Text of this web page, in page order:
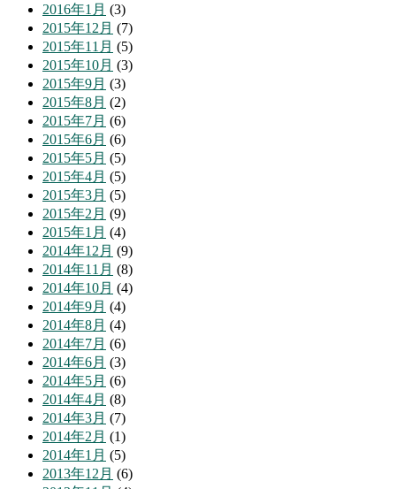
2016年1月 (3)
2015年12月 (7)
2015年11月 (5)
2015年10月 (3)
2015年9月 (3)
2015年8月 (2)
2015年7月 (6)
2015年6月 (6)
2015年5月 (5)
2015年4月 (5)
2015年3月 (5)
2015年2月 (9)
2015年1月 (4)
2014年12月 (9)
2014年11月 (8)
2014年10月 (4)
2014年9月 (4)
2014年8月 (4)
2014年7月 (6)
2014年6月 (3)
2014年5月 (6)
2014年4月 (8)
2014年3月 (7)
2014年2月 (1)
2014年1月 (5)
2013年12月 (6)